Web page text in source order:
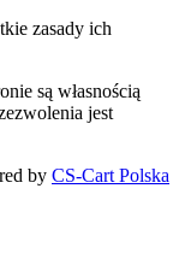
zasady ich
są własnością
jest
by CS-Cart Polska